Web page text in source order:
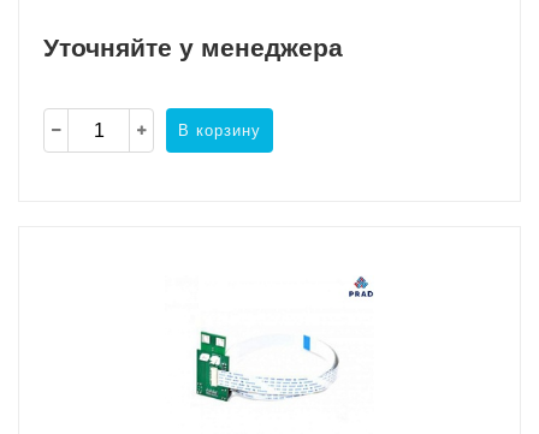
Уточняйте у менеджера
В корзину